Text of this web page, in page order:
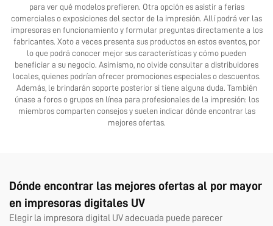
para ver qué modelos prefieren. Otra opción es asistir a ferias
comerciales o exposiciones del sector de la impresión. Allí podrá ver las
impresoras en funcionamiento y formular preguntas directamente a los
fabricantes. Xoto a veces presenta sus productos en estos eventos, por
lo que podrá conocer mejor sus características y cómo pueden
beneficiar a su negocio. Asimismo, no olvide consultar a distribuidores
locales, quienes podrían ofrecer promociones especiales o descuentos.
Además, le brindarán soporte posterior si tiene alguna duda. También
únase a foros o grupos en línea para profesionales de la impresión: los
miembros comparten consejos y suelen indicar dónde encontrar las
mejores ofertas.
Dónde encontrar las mejores ofertas al por mayor
en impresoras digitales UV
Elegir la impresora digital UV adecuada puede parecer